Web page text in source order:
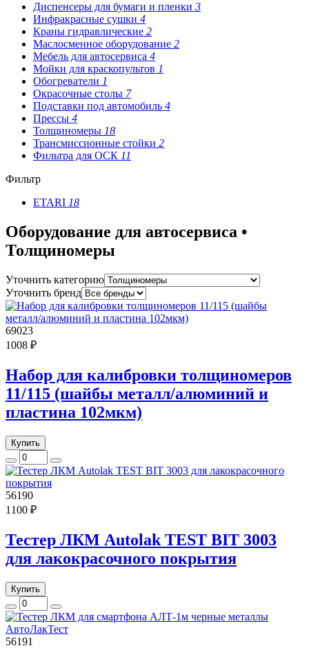
Диспенсеры для бумаги и пленки 3
Инфракрасные сушки 4
Краны гидравлические 2
Маслосменное оборудование 2
Мебель для автосервиса 4
Мойки для краскопультов 1
Обогреватели 1
Окрасочные столы 7
Подставки под автомобиль 4
Прессы 4
Толщиномеры 18
Трансмиссионные стойки 2
Фильтра для ОСК 11
Фильтр
ETARI 18
Оборудование для автосервиса •
Толщиномеры
Уточнить категорию
Уточнить бренд
69023
1008 ₽
Набор для калибровки толщиномеров
11/115 (шайбы металл/алюминий и
пластина 102мкм)
Купить
56190
1100 ₽
Тестер ЛКМ Autolak TEST BIT 3003
для лакокрасочного покрытия
Купить
56191